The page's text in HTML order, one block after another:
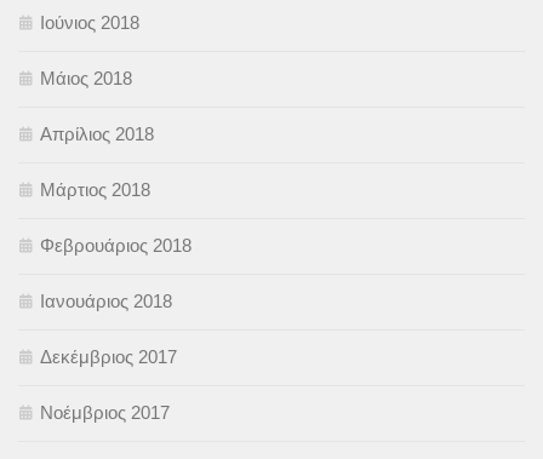
Ιούνιος 2018
Μάιος 2018
Απρίλιος 2018
Μάρτιος 2018
Φεβρουάριος 2018
Ιανουάριος 2018
Δεκέμβριος 2017
Νοέμβριος 2017